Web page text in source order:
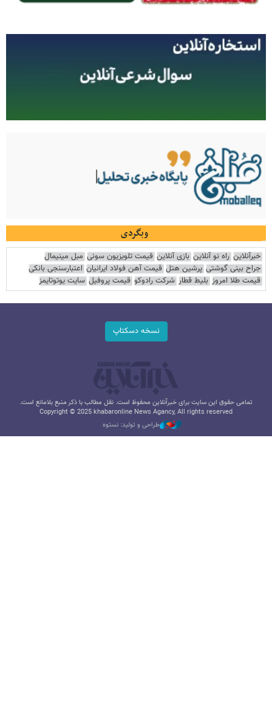
وبگردی
خبرآنلاین راه نو آنلاین بازی آنلاین قیمت تلویزیون سونی مبل مینیمال
جراح بینی گوشتی پرشین هتل قیمت آهن فولاد ایرانیان اعتبارسنجی بانکی
قیمت طلا امروز بلیط قطار شرکت رادوکو قیمت پروفیل سایت یوتوتایمز
نسخه دسکتاپ
تمامی حقوق این سایت برای خبرآنلاین محفوظ است. نقل مطالب با ذکر منبع بلامانع است.
Copyright © 2025 khabaronline News Agancy, All rights reserved
طراحی و تولید: نستوه